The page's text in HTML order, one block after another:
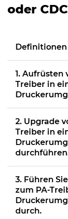
oder
1. Aufrüsten
Treiber in
2. Upgrade
Treiber in
3. Führen
zum PA-
durch.